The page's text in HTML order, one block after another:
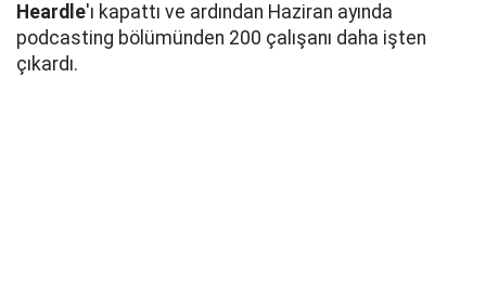
Heardle'ı kapattı ve ardından Haziran ayında
podcasting bölümünden 200 çalışanı daha işten
çıkardı.